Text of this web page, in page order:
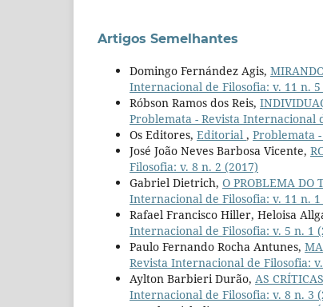
Artigos Semelhantes
Domingo Fernández Agis,
Internacional de Filosofia: v. 11 n. 5
Róbson Ramos dos Reis,
Problemata - Revista Internacional
Os Editores, Editorial , Problemata
José João Neves Barbosa Vicente,
Filosofia: v. 8 n. 2 (2017)
Gabriel Dietrich, O PROBLEMA DO
Internacional de Filosofia: v. 11 n. 1
Rafael Francisco Hiller, Heloisa
Internacional de Filosofia: v. 5 n. 1
Paulo Fernando Rocha Antunes,
Revista Internacional de Filosofia:
Aylton Barbieri Durão, AS
Internacional de Filosofia: v. 8 n. 3